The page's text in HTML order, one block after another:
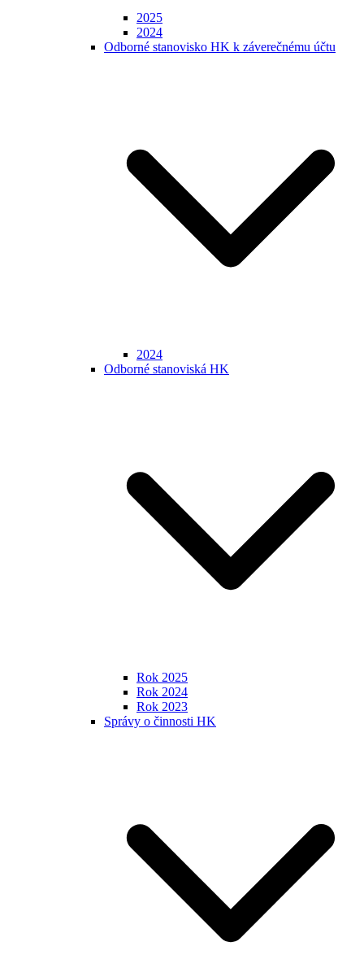
2025
2024
Odborné stanovisko HK k záverečnému účtu
2024
Odborné stanoviská HK
Rok 2025
Rok 2024
Rok 2023
Správy o činnosti HK